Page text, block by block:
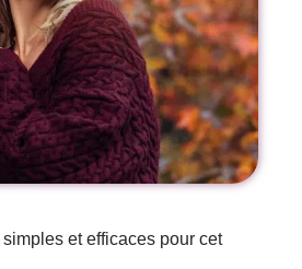
et efficaces pour cet